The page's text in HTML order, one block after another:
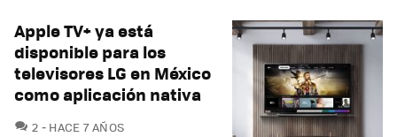
Apple TV+ ya está
disponible para los
televisores LG en México
como aplicación nativa
2 COMENTARIOS
HACE 7 AÑOS